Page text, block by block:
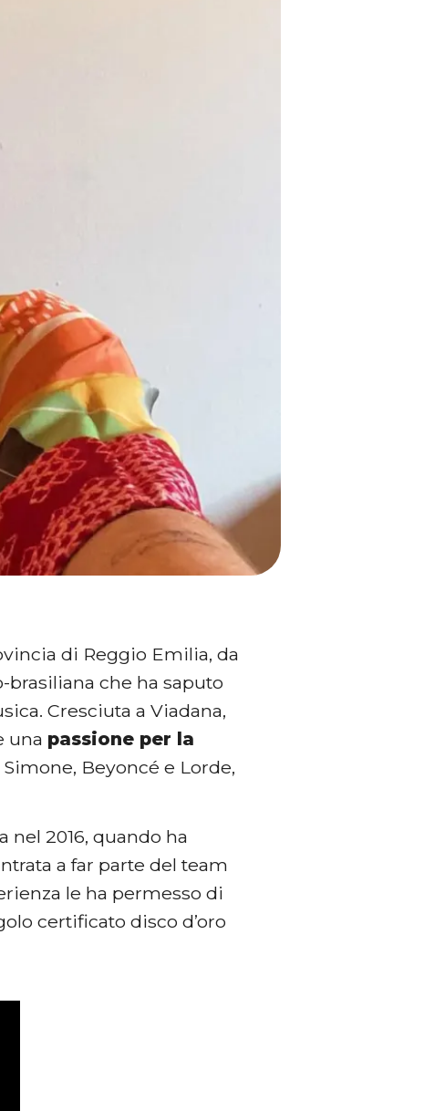
di Reggio Emilia, da
che ha saputo
Cresciuta a Viadana,
una passione per la
Beyoncé e Lorde,
nel 2016, quando ha
a far parte del team
le ha permesso di
certificato disco d’oro